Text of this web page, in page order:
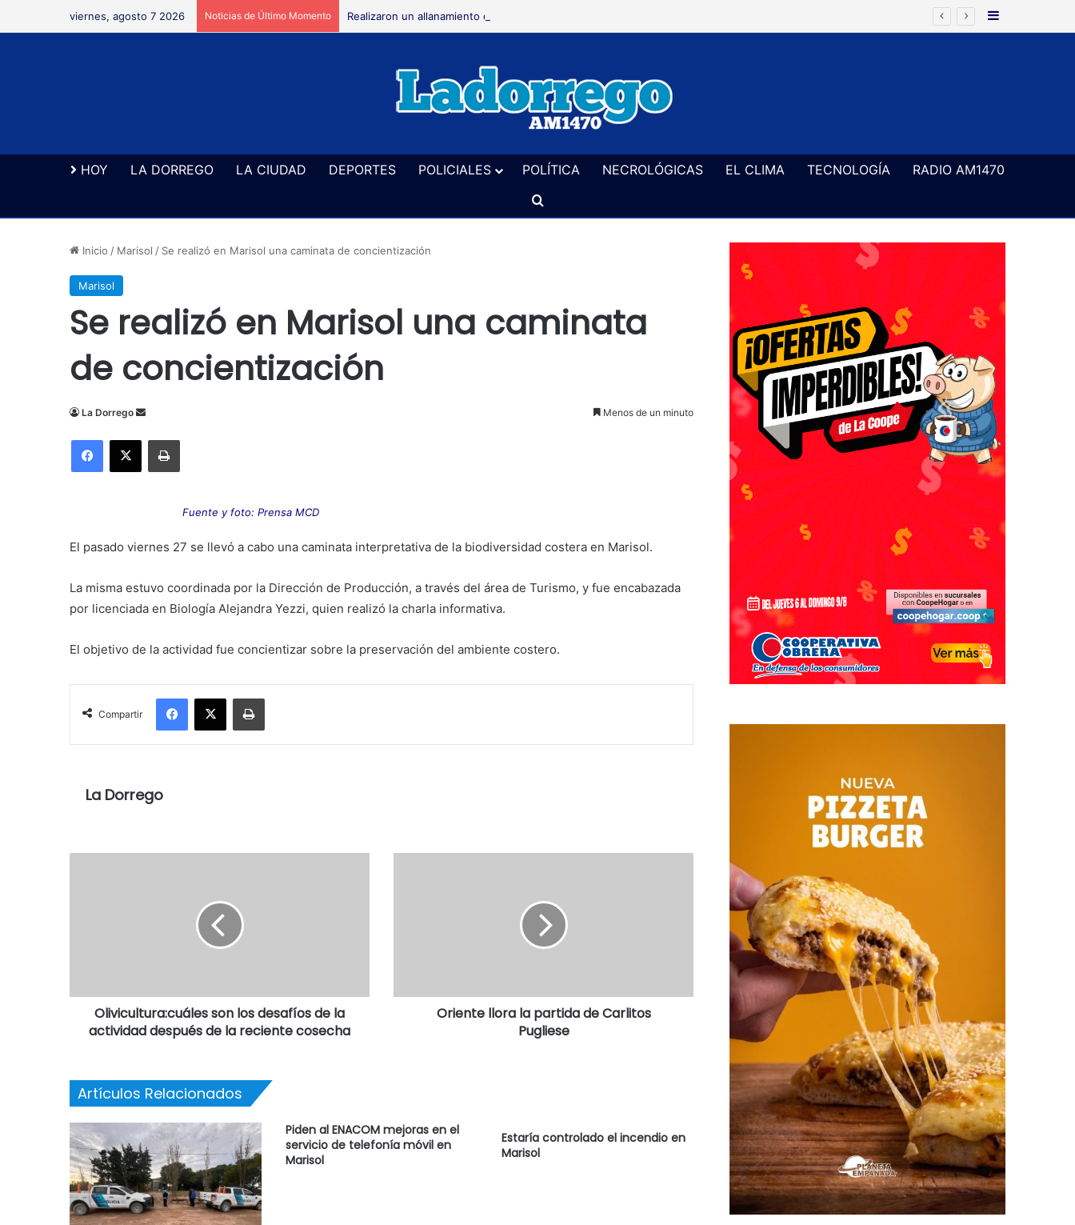
viernes, agosto 7 2026 Noticias de Último Momento Realizaron un allanamiento en El Perdido en una causa por hurto Barra Lateral
HOY LA DORREGO LA CIUDAD DEPORTES POLICIALES POLÍTICA NECROLÓGICAS EL CLIMA TECNOLOGÍA
RADIO AM1470
Buscar
Inicio / Marisol / Se realizó en Marisol una caminata de concientización
Marisol
Se realizó en Marisol una caminata
de concientización
La Dorrego
Send
email
Menos de un minuto
Facebook
X Imprimir
Fuente y foto: Prensa MCD
El pasado viernes 27 se llevó a cabo una caminata interpretativa de la biodiversidad costera en Marisol.
La misma estuvo coordinada por la Dirección de Producción, a través del área de Turismo, y fue encabazada
por licenciada en Biología Alejandra Yezzi, quien realizó la charla informativa.
El objetivo de la actividad fue concientizar sobre la preservación del ambiente costero.
Compartir
Facebook
X Imprimir
La Dorrego
Olivicultura:cuáles son los desafíos de la
actividad después de la reciente cosecha
Oriente llora la partida de Carlitos
Pugliese
Artículos Relacionados
Piden al ENACOM mejoras en el
servicio de telefonía móvil en
Marisol
Estaría controlado el incendio en
Marisol